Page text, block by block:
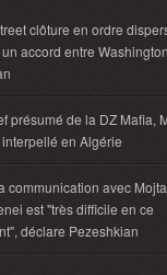
clôture en ordre
accord entre
présumé de la DZ Mafia,
en Algérie
communication avec
est "très difficile en ce
déclare Pezeshkian